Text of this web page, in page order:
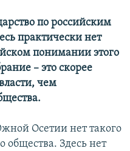
по российским
практически нет
понимании этого
– это скорее
чем
Осетии нет такого
общества. Здесь нет